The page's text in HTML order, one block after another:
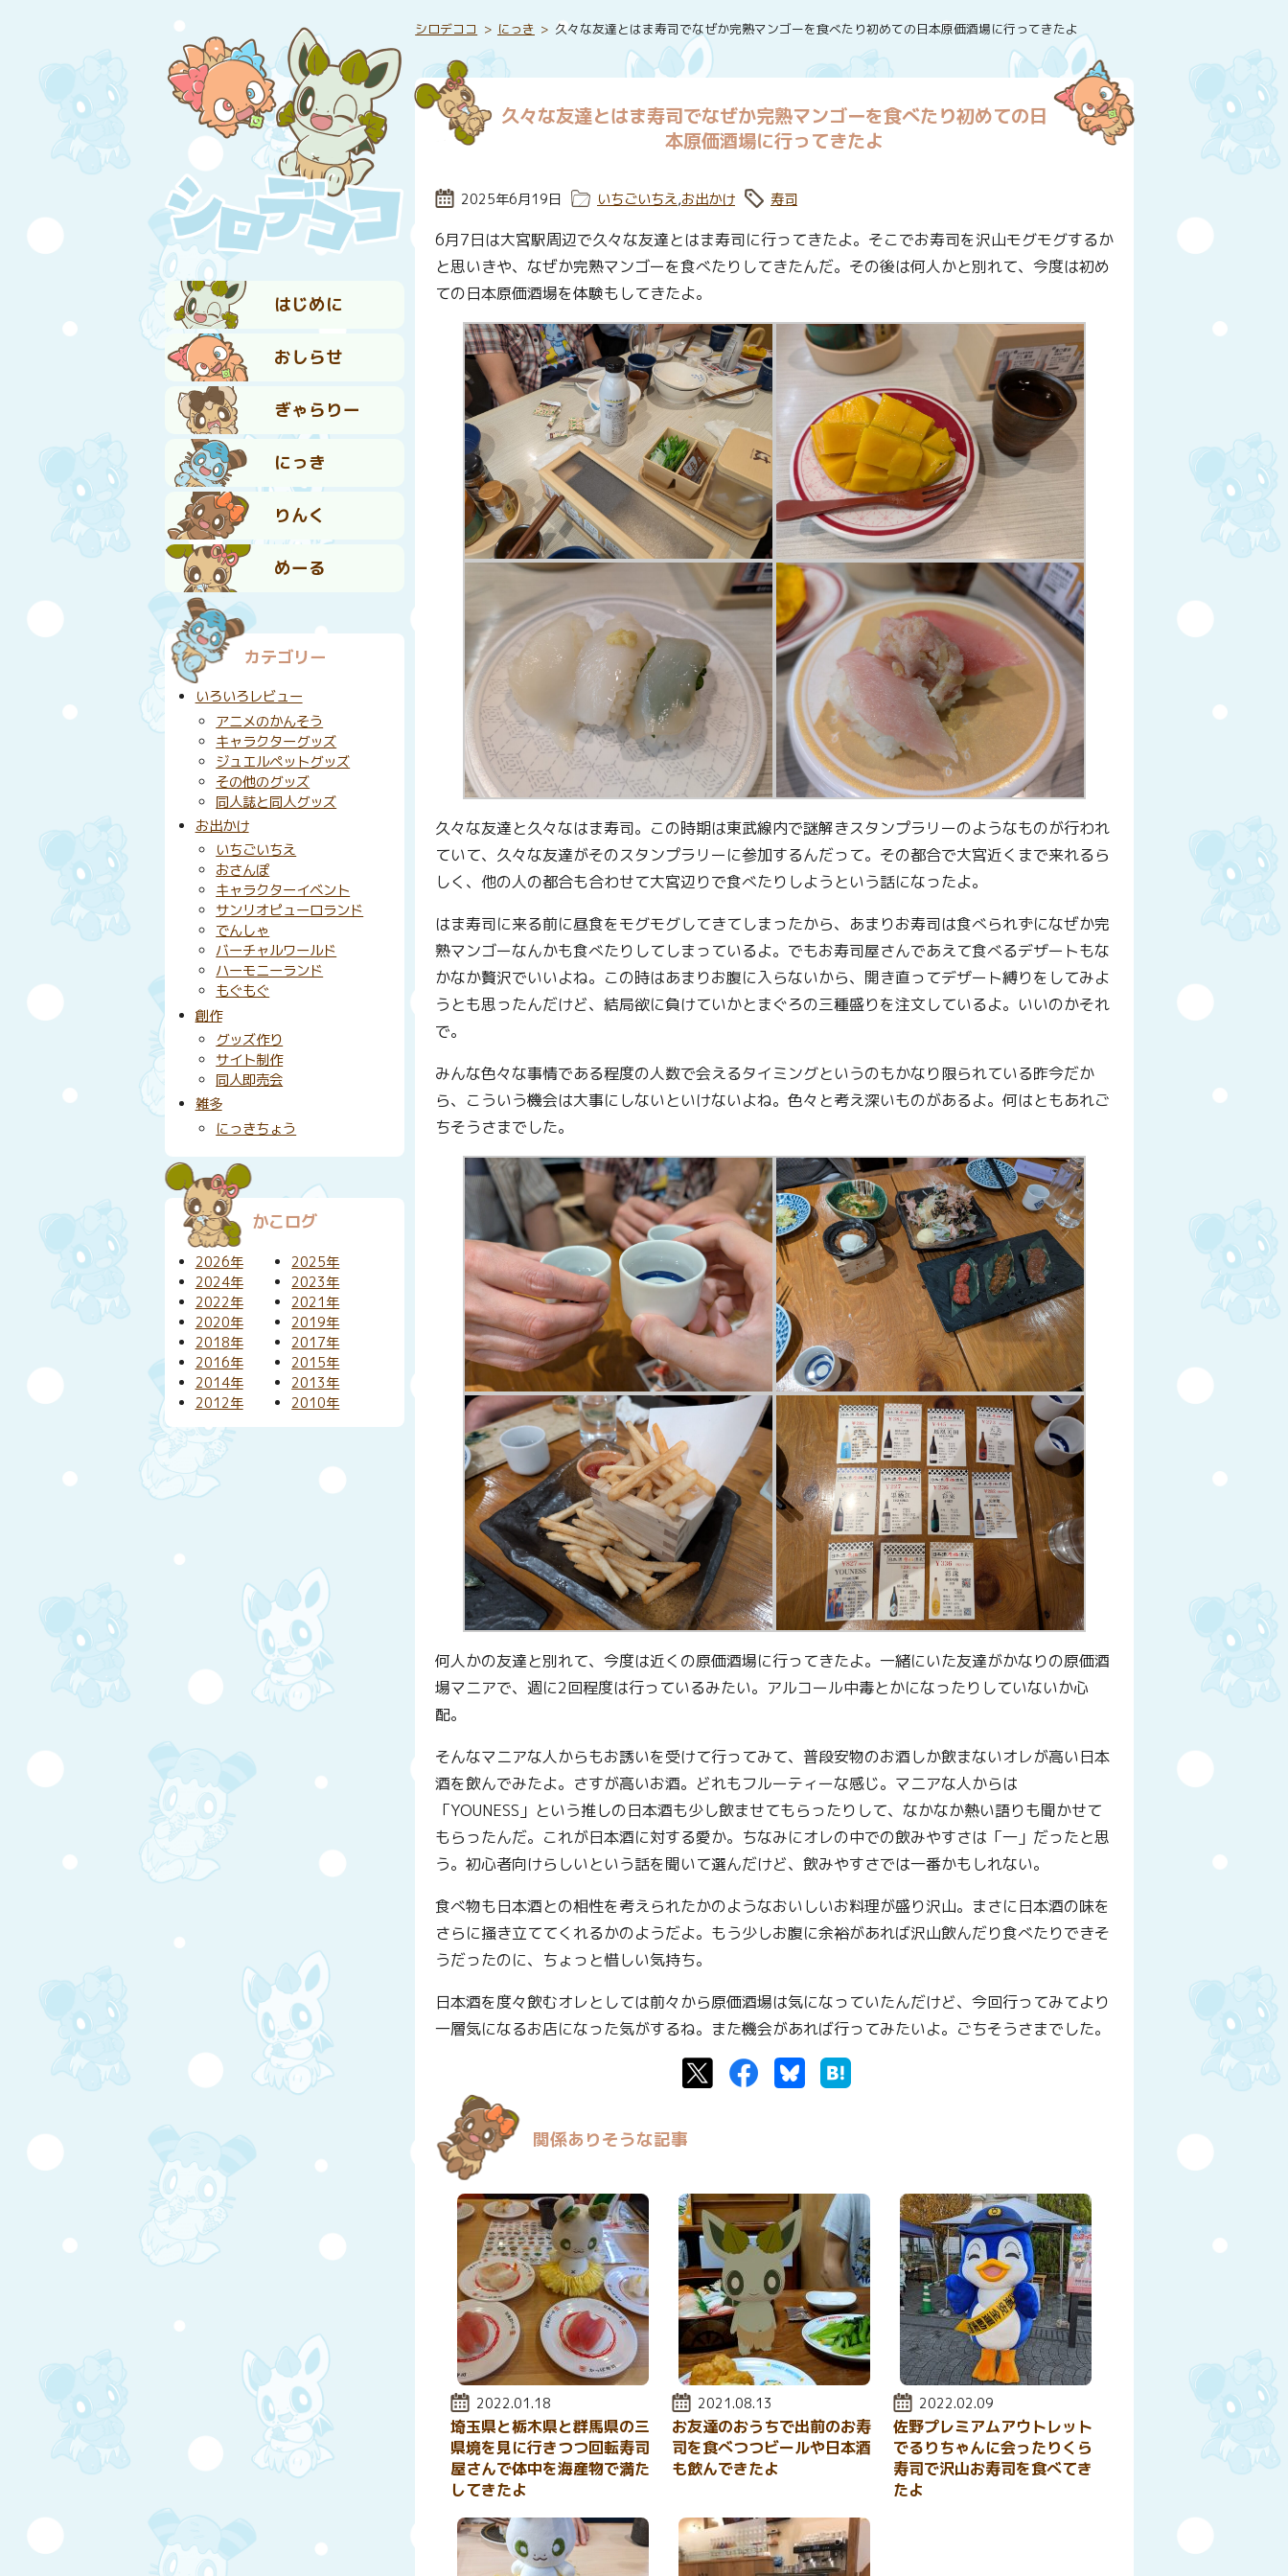
はじめに
おしらせ
ぎゃらりー
にっき
りんく
めーる
シロデココ にっき 久々な友達とはま寿司でなぜか完熟マンゴーを食べたり初めての日本原価酒場に行ってきたよ
久々な友達とはま寿司でなぜか完熟マンゴーを食べたり初めての日
本原価酒場に行ってきたよ
投稿日:
2025年6月19日 カテゴリー:
いちごいちえ,お出かけ タグ:
寿司
6月7日は大宮駅周辺で久々な友達とはま寿司に行ってきたよ。そこでお寿司を沢山モグモグするか
と思いきや、なぜか完熟マンゴーを食べたりしてきたんだ。その後は何人かと別れて、今度は初め
ての日本原価酒場を体験もしてきたよ。
久々な友達と久々なはま寿司。この時期は東武線内で謎解きスタンプラリーのようなものが行われ
ていて、久々な友達がそのスタンプラリーに参加するんだって。その都合で大宮近くまで来れるら
しく、他の人の都合も合わせて大宮辺りで食べたりしようという話になったよ。
はま寿司に来る前に昼食をモグモグしてきてしまったから、あまりお寿司は食べられずになぜか完
熟マンゴーなんかも食べたりしてしまっているよ。でもお寿司屋さんであえて食べるデザートもな
かなか贅沢でいいよね。この時はあまりお腹に入らないから、開き直ってデザート縛りをしてみよ
うとも思ったんだけど、結局欲に負けていかとまぐろの三種盛りを注文しているよ。いいのかそれ
で。
みんな色々な事情である程度の人数で会えるタイミングというのもかなり限られている昨今だか
ら、こういう機会は大事にしないといけないよね。色々と考え深いものがあるよ。何はともあれご
ちそうさまでした。
何人かの友達と別れて、今度は近くの原価酒場に行ってきたよ。一緒にいた友達がかなりの原価酒
場マニアで、週に2回程度は行っているみたい。アルコール中毒とかになったりしていないか心
配。
そんなマニアな人からもお誘いを受けて行ってみて、普段安物のお酒しか飲まないオレが高い日本
酒を飲んでみたよ。さすが高いお酒。どれもフルーティーな感じ。マニアな人からは
「YOUNESS」という推しの日本酒も少し飲ませてもらったりして、なかなか熱い語りも聞かせて
もらったんだ。これが日本酒に対する愛か。ちなみにオレの中での飲みやすさは「一」だったと思
う。初心者向けらしいという話を聞いて選んだけど、飲みやすさでは一番かもしれない。
食べ物も日本酒との相性を考えられたかのようなおいしいお料理が盛り沢山。まさに日本酒の味を
さらに掻き立ててくれるかのようだよ。もう少しお腹に余裕があれば沢山飲んだり食べたりできそ
うだったのに、ちょっと惜しい気持ち。
日本酒を度々飲むオレとしては前々から原価酒場は気になっていたんだけど、今回行ってみてより
一層気になるお店になった気がするね。また機会があれば行ってみたいよ。ごちそうさまでした。
TwitterFacebookBluesky
関係ありそうな記事
投稿日:
2022.01.18
埼玉県と栃木県と群馬県の三
県境を見に行きつつ回転寿司
屋さんで体中を海産物で満た
してきたよ
投稿日:
2021.08.13
お友達のおうちで出前のお寿
司を食べつつビールや日本酒
も飲んできたよ
投稿日:
2022.02.09
佐野プレミアムアウトレット
でるりちゃんに会ったりくら
寿司で沢山お寿司を食べてき
たよ
カテゴリー
いろいろレビュー
アニメのかんそう
キャラクターグッズ
ジュエルペットグッズ
その他のグッズ
同人誌と同人グッズ
お出かけ
いちごいちえ
おさんぽ
キャラクターイベント
サンリオピューロランド
でんしゃ
バーチャルワールド
ハーモニーランド
もぐもぐ
創作
グッズ作り
サイト制作
同人即売会
雑多
にっきちょう
かこログ
2026年
2025年
2024年
2023年
2022年
2021年
2020年
2019年
2018年
2017年
2016年
2015年
2014年
2013年
2012年
2010年